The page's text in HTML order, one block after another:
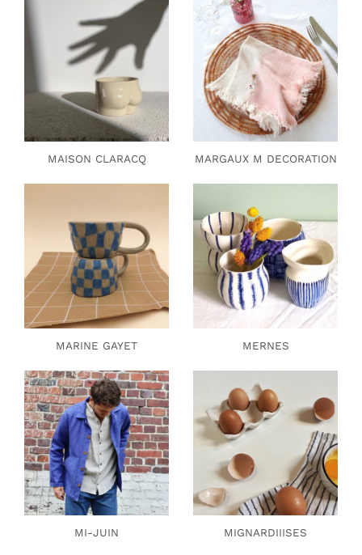
MAISON CLARACQ MARGAUX M DECORATION
MARINE GAYET MERNES
MI-JUIN MIGNARDIIISES